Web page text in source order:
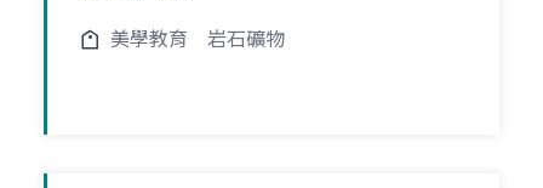
美學教育 岩石礦物